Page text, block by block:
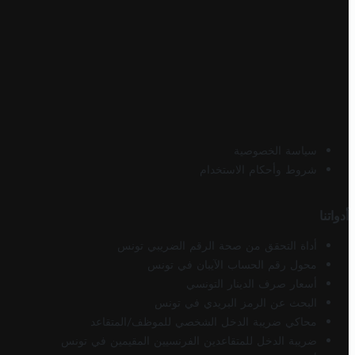
سياسة الخصوصية
شروط وأحكام الاستخدام
أدواتنا
أداة التحقق من صحة الرقم الضريبي تونس
محول رقم الحساب الآيبان في تونس
أسعار صرف الدينار التونسي
البحث عن الرمز البريدي في تونس
محاكي ضريبة الدخل الشخصي للموظف/المتقاعد
ضريبة الدخل للمتقاعدين الفرنسيين المقيمين في تونس